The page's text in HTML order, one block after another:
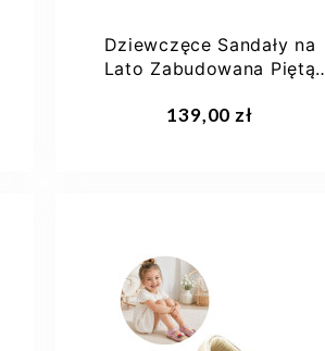
Dziewczęce Sandały na
Lato Zabudowana Piętą
139,00 zł